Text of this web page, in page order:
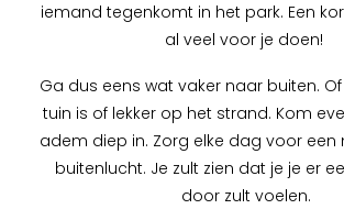
iemand tegenkomt in het park. Een
al veel voor je doen!
Ga dus eens wat vaker naar buiten.
tuin is of lekker op het strand. Kom
adem diep in. Zorg elke dag voor
buitenlucht. Je zult zien dat je je er
door zult voelen.